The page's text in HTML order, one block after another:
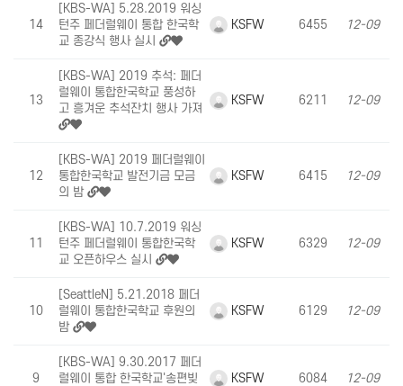
14
[KBS-WA] 5.28.2019 워싱
턴주 페더럴웨이 통합 한국학
교 종강식 행사 실시
KSFW 6455 12-09
13
[KBS-WA] 2019 추석: 페더
럴웨이 통합한국학교 풍성하
고 흥겨운 추석잔치 행사 가져
KSFW 6211 12-09
12
[KBS-WA] 2019 페더럴웨이
통합한국학교 발전기금 모금
의 밤
KSFW 6415 12-09
11
[KBS-WA] 10.7.2019 워싱
턴주 페더럴웨이 통합한국학
교 오픈하우스 실시
KSFW 6329 12-09
10
[SeattleN] 5.21.2018 페더
럴웨이 통합한국학교 후원의
밤
KSFW 6129 12-09
9
[KBS-WA] 9.30.2017 페더
럴웨이 통합 한국학교'송편빚
KSFW 6084 12-09